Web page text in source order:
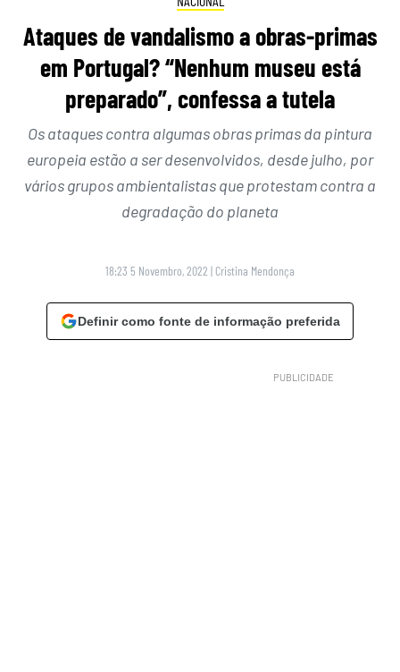
Ataques de vandalismo a obras-primas
em Portugal? “Nenhum museu está
preparado”, confessa a tutela
Os ataques contra algumas obras primas da pintura
europeia estão a ser desenvolvidos, desde julho, por
vários grupos ambientalistas que protestam contra a
degradação do planeta
18:23 5 Novembro, 2022 | Cristina Mendonça
Definir como fonte de informação preferida